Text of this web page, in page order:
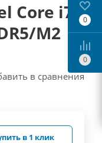
i7-
M2
в сравнения
в 1 клик
0
0